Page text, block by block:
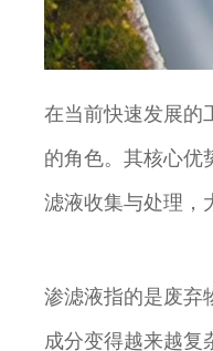
在当前快速发展的
的角色。其核心优
滤液收集与处理，
渗滤液指的是废弃
成分变得越来越复